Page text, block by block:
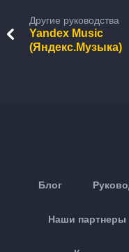
Другие руководства
Yandex Music
(Яндекс.Музыка)
Блог
Наши партнеры